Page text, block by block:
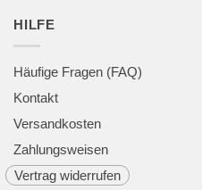
HILFE
Häufige Fragen (FAQ)
Kontakt
Versandkosten
Zahlungsweisen
Vertrag widerrufen